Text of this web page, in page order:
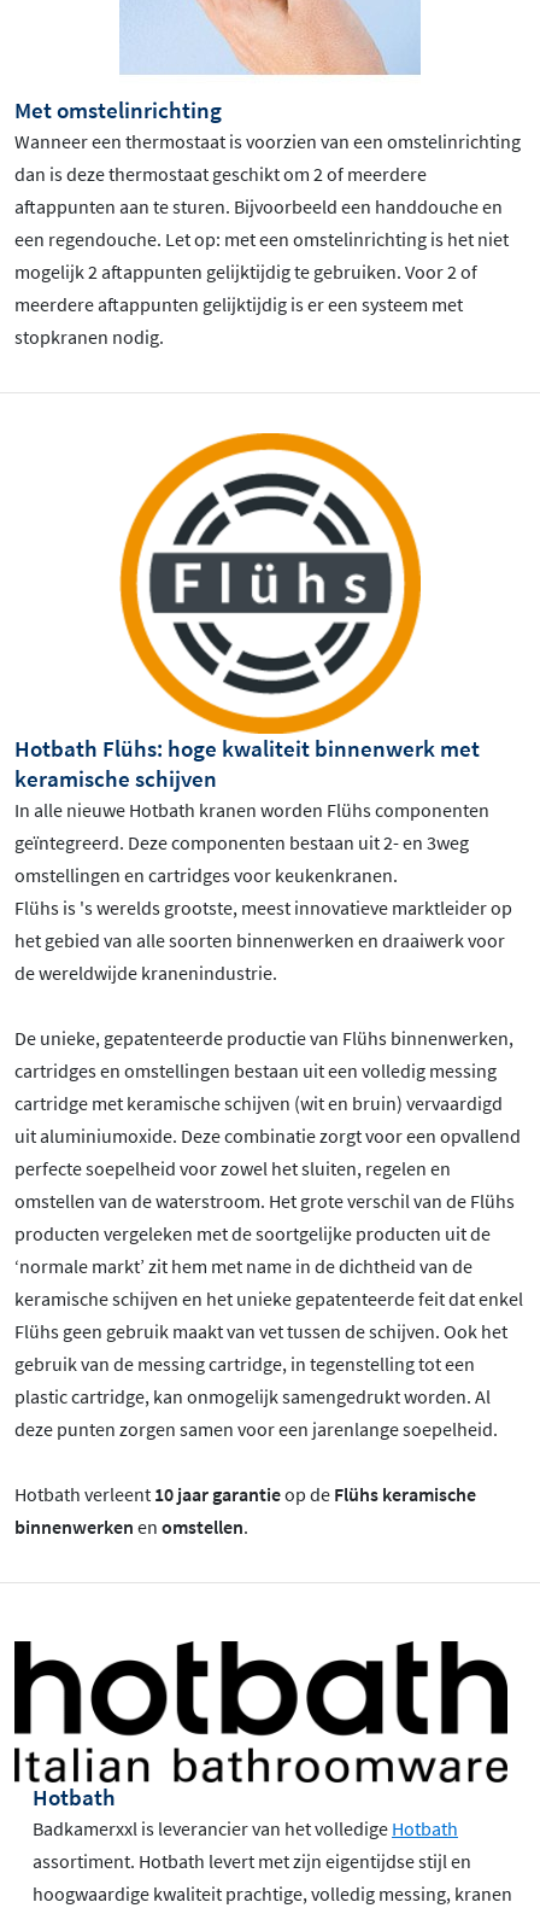
Met omstelinrichting
Wanneer een thermostaat is voorzien van een omstelinrichting
dan is deze thermostaat geschikt om 2 of meerdere
aftappunten aan te sturen. Bijvoorbeeld een handdouche en
een regendouche. Let op: met een omstelinrichting is het niet
mogelijk 2 aftappunten gelijktijdig te gebruiken. Voor 2 of
meerdere aftappunten gelijktijdig is er een systeem met
stopkranen nodig.
Hotbath Flühs: hoge kwaliteit binnenwerk met
keramische schijven
In alle nieuwe Hotbath kranen worden Flühs componenten
geïntegreerd. Deze componenten bestaan uit 2- en 3weg
omstellingen en cartridges voor keukenkranen.
Flühs is 's werelds grootste, meest innovatieve marktleider op
het gebied van alle soorten binnenwerken en draaiwerk voor
de wereldwijde kranenindustrie.
De unieke, gepatenteerde productie van Flühs binnenwerken,
cartridges en omstellingen bestaan uit een volledig messing
cartridge met keramische schijven (wit en bruin) vervaardigd
uit aluminiumoxide. Deze combinatie zorgt voor een opvallend
perfecte soepelheid voor zowel het sluiten, regelen en
omstellen van de waterstroom. Het grote verschil van de Flühs
producten vergeleken met de soortgelijke producten uit de
‘normale markt’ zit hem met name in de dichtheid van de
keramische schijven en het unieke gepatenteerde feit dat enkel
Flühs geen gebruik maakt van vet tussen de schijven. Ook het
gebruik van de messing cartridge, in tegenstelling tot een
plastic cartridge, kan onmogelijk samengedrukt worden. Al
deze punten zorgen samen voor een jarenlange soepelheid.
Hotbath verleent 10 jaar garantieop de Flühs keramische
binnenwerken en omstellen.
Hotbath
Badkamerxxl is leverancier van het volledige Hotbath
assortiment. Hotbath levert met zijn eigentijdse stijl en
hoogwaardige kwaliteit prachtige, volledig messing, kranen